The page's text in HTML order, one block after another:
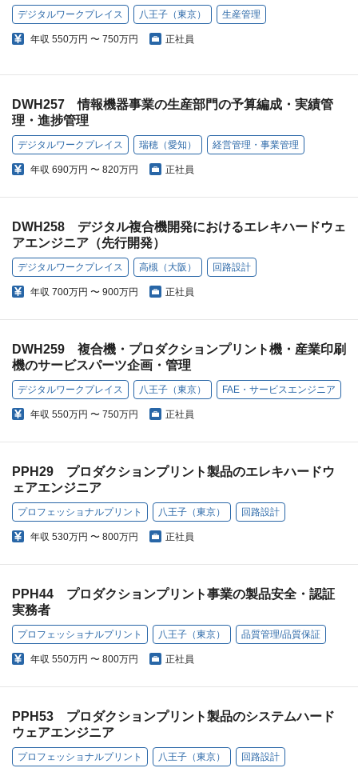
デジタルワークプレイス 八王子（東京） 生産管理
年収 550万円 〜 750万円 正社員
DWH257 情報機器事業の生産部門の予算編成・実績管
理・進捗管理
デジタルワークプレイス 瑞穂（愛知） 経営管理・事業管理
年収 690万円 〜 820万円 正社員
DWH258 デジタル複合機開発におけるエレキハードウェ
アエンジニア（先行開発）
デジタルワークプレイス 高槻（大阪） 回路設計
年収 700万円 〜 900万円 正社員
DWH259 複合機・プロダクションプリント機・産業印刷
機のサービスパーツ企画・管理
デジタルワークプレイス 八王子（東京） FAE・サービスエンジニア
年収 550万円 〜 750万円 正社員
PPH29 プロダクションプリント製品のエレキハードウ
ェアエンジニア
プロフェッショナルプリント 八王子（東京） 回路設計
年収 530万円 〜 800万円 正社員
PPH44 プロダクションプリント事業の製品安全・認証
実務者
プロフェッショナルプリント 八王子（東京） 品質管理/品質保証
年収 550万円 〜 800万円 正社員
PPH53 プロダクションプリント製品のシステムハード
ウェアエンジニア
プロフェッショナルプリント 八王子（東京） 回路設計